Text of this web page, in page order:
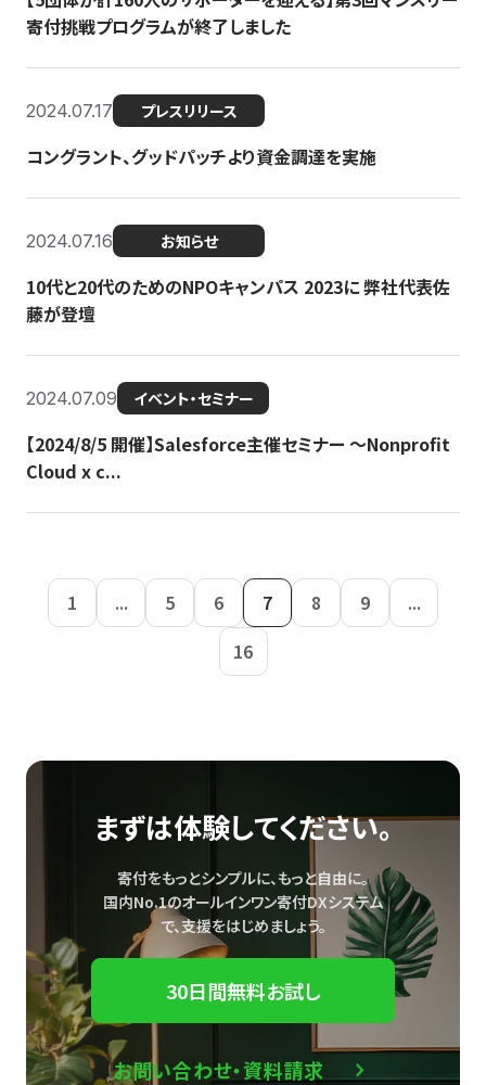
寄付挑戦プログラムが終了しました
2024.07.17 プレスリリース
コングラント、グッドパッチより資金調達を実施
2024.07.16 お知らせ
10代と20代のためのNPOキャンパス 2023に 弊社代表佐
藤が登壇
2024.07.09 イベント・セミナー
【2024/8/5 開催】Salesforce主催セミナー 〜Nonprofit
Cloud x c...
1 ... 5 6 7 8 9
...
16
まずは体験してください。
寄付をもっとシンプルに、もっと自由に。
国内No.1のオールインワン寄付DXシステム
で、支援をはじめましょう。
30日間無料お試し
お問い合わせ・資料請求